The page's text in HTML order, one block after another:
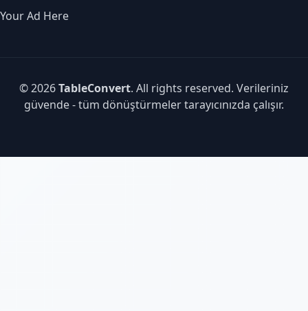
Your Ad Here
© 2026TableConvert. All rights reserved. Verileriniz
güvende - tüm dönüştürmeler tarayıcınızda çalışır.